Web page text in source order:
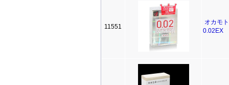
11551
オカモ
0.02EX